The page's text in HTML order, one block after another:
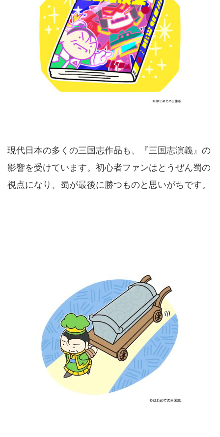
現代日本の多くの三国志作品も、『三国志演義』の
影響を受けています。初心者ファンはとうぜん蜀の
視点になり、蜀が最後に勝つものと思いがちです。